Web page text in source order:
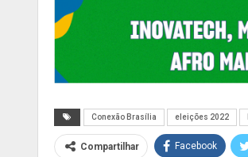
Conexão Brasília eleições 2022
Compartilhar Facebook